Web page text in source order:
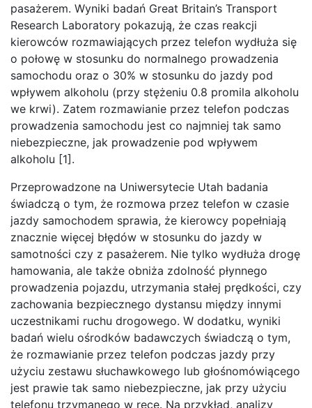
pasażerem. Wyniki badań Great Britain’s Transport
Research Laboratory pokazują, że czas reakcji
kierowców rozmawiających przez telefon wydłuża się
o połowę w stosunku do normalnego prowadzenia
samochodu oraz o 30% w stosunku do jazdy pod
wpływem alkoholu (przy stężeniu 0.8 promila alkoholu
we krwi). Zatem rozmawianie przez telefon podczas
prowadzenia samochodu jest co najmniej tak samo
niebezpieczne, jak prowadzenie pod wpływem
alkoholu [1].
Przeprowadzone na Uniwersytecie Utah badania
świadczą o tym, że rozmowa przez telefon w czasie
jazdy samochodem sprawia, że kierowcy popełniają
znacznie więcej błędów w stosunku do jazdy w
samotności czy z pasażerem. Nie tylko wydłuża drogę
hamowania, ale także obniża zdolność płynnego
prowadzenia pojazdu, utrzymania stałej prędkości, czy
zachowania bezpiecznego dystansu między innymi
uczestnikami ruchu drogowego. W dodatku, wyniki
badań wielu ośrodków badawczych świadczą o tym,
że rozmawianie przez telefon podczas jazdy przy
użyciu zestawu słuchawkowego lub głośnomówiącego
jest prawie tak samo niebezpieczne, jak przy użyciu
telefonu trzymanego w ręce. Na przykład, analizy